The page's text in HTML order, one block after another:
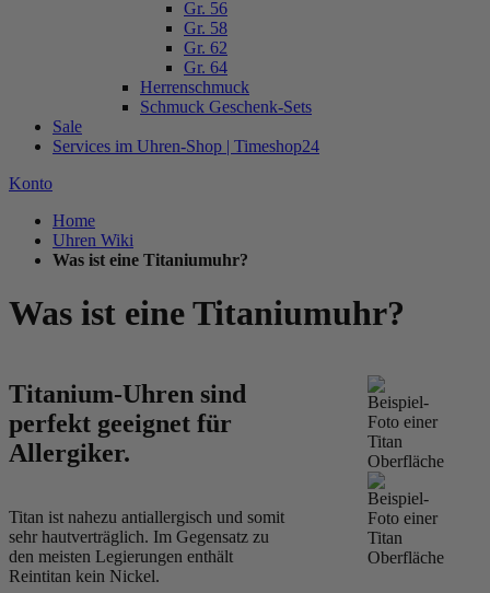
Gr. 56
Gr. 58
Gr. 62
Gr. 64
Herrenschmuck
Schmuck Geschenk-Sets
Sale
Services im Uhren-Shop | Timeshop24
Konto
Home
Uhren Wiki
Was ist eine Titaniumuhr?
Was ist eine Titaniumuhr?
Titanium-Uhren sind
perfekt geeignet für
Allergiker.
Titan ist nahezu antiallergisch und somit
sehr hautverträglich. Im Gegensatz zu
den meisten Legierungen enthält
Reintitan kein Nickel.